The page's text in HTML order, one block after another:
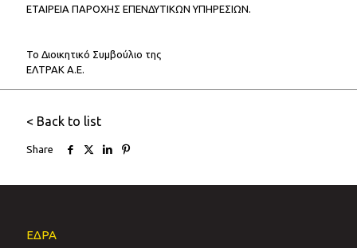
ΕΤΑΙΡΕΙΑ ΠΑΡΟΧΗΣ ΕΠΕΝΔΥΤΙΚΩΝ ΥΠΗΡΕΣΙΩΝ.
Το Διοικητικό Συμβούλιο της
ΕΛΤΡΑΚ Α.Ε.
< Back to list
Share
ΕΔΡΑ